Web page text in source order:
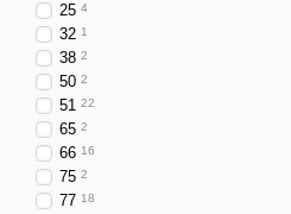
25 4
32 1
38 2
50 2
51 22
65 2
66 16
75 2
77 18